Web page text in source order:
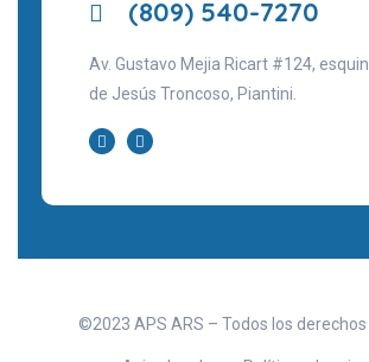
(809) 540-7270
Av. Gustavo Mejia Ricart #124,
de Jesús Troncoso, Piantini.
©2023 APS ARS – Todos los